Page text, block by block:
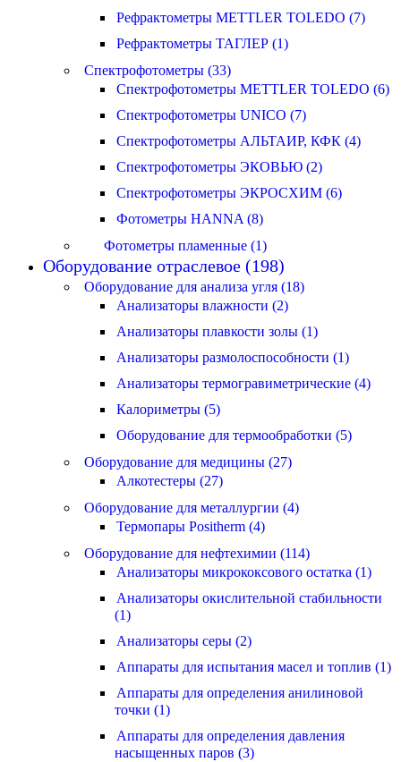
Рефрактометры METTLER TOLEDO (7)
Рефрактометры ТАГЛЕР (1)
Спектрофотометры (33)
Спектрофотометры METTLER TOLEDO (6)
Спектрофотометры UNICO (7)
Спектрофотометры АЛЬТАИР, КФК (4)
Спектрофотометры ЭКОВЬЮ (2)
Спектрофотометры ЭКРОСХИМ (6)
Фотометры HANNA (8)
Фотометры пламенные (1)
Оборудование отраслевое (198)
Оборудование для анализа угля (18)
Анализаторы влажности (2)
Анализаторы плавкости золы (1)
Анализаторы размолоспособности (1)
Анализаторы термогравиметрические (4)
Калориметры (5)
Оборудование для термообработки (5)
Оборудование для медицины (27)
Алкотестеры (27)
Оборудование для металлургии (4)
Термопары Positherm (4)
Оборудование для нефтехимии (114)
Анализаторы микрококсового остатка (1)
Анализаторы окислительной стабильности
(1)
Анализаторы серы (2)
Аппараты для испытания масел и топлив (1)
Аппараты для определения анилиновой
точки (1)
Аппараты для определения давления
насыщенных паров (3)